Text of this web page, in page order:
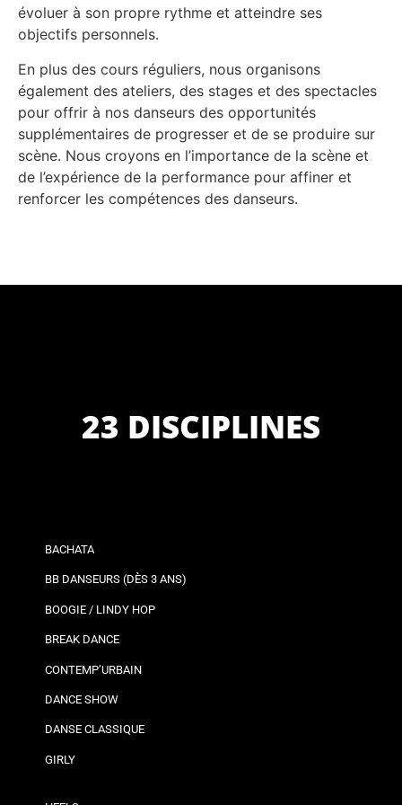
évoluer à son propre rythme et atteindre ses
objectifs personnels.
En plus des cours réguliers, nous organisons
également des ateliers, des stages et des spectacles
pour offrir à nos danseurs des opportunités
supplémentaires de progresser et de se produire sur
scène. Nous croyons en l’importance de la scène et
de l’expérience de la performance pour affiner et
renforcer les compétences des danseurs.
23 DISCIPLINES
BACHATA
BB DANSEURS (DÈS 3 ANS)
BOOGIE / LINDY HOP
BREAK DANCE
CONTEMP’URBAIN
DANCE SHOW
DANSE CLASSIQUE
GIRLY